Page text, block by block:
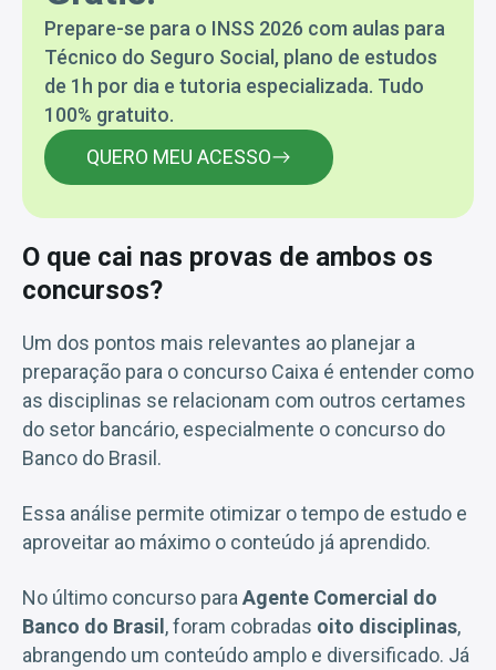
Prepare-se para o INSS 2026 com aulas para
Técnico do Seguro Social, plano de estudos
de 1h por dia e tutoria especializada. Tudo
100% gratuito.
QUERO MEU ACESSO
O que cai nas provas de ambos os
concursos?
Um dos pontos mais relevantes ao planejar a
preparação para o concurso Caixa é entender como
as disciplinas se relacionam com outros certames
do setor bancário, especialmente o concurso do
Banco do Brasil.
Essa análise permite otimizar o tempo de estudo e
aproveitar ao máximo o conteúdo já aprendido.
No último concurso para Agente Comercial do
Banco do Brasil , foram cobradas oito disciplinas,
abrangendo um conteúdo amplo e diversificado. Já